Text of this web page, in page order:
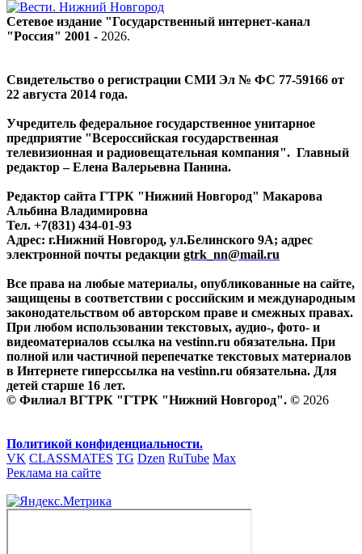
Сетевое издание "Государственный интернет-канал
"Россия" 2001 - 2026.
Свидетельство о регистрации СМИ Эл № ФС 77-59166 от
22 августа 2014 года.
Учредитель федеральное государственное унитарное
предприятие "Всероссийская государственная
телевизионная и радиовещательная компания". Главный
редактор – Елена Валерьевна Панина.
Редактор сайта ГТРК "Нижний Новгород" Макарова
Альбина Владимировна
Тел. +7(831) 434-01-93
Адрес: г.Нижний Новгород, ул.Белинского 9А; адрес
электронной почты редакции gtrk_nn@mail.ru
Все права на любые материалы, опубликованные на сайте,
защищены в соответствии с российским и международным
законодательством об авторском праве и смежных правах.
При любом использовании текстовых, аудио-, фото- и
видеоматериалов ссылка на vestinn.ru обязательна. При
полной или частичной перепечатке текстовых материалов
в Интернете гиперссылка на vestinn.ru обязательна. Для
детей старше 16 лет.
© Филиал ВГТРК "ГТРК "Нижний Новгород". © 2026
Политикой конфиденциальности.
VK CLASSMATES TG Dzen RuTube Max
Реклама на сайте